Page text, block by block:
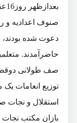
صنوف اعدادیه و
دعوت شده
حاضرآمدند.
صف طولانی
توزیع انعامات یک
استقلال و نجات
بازان مکتب